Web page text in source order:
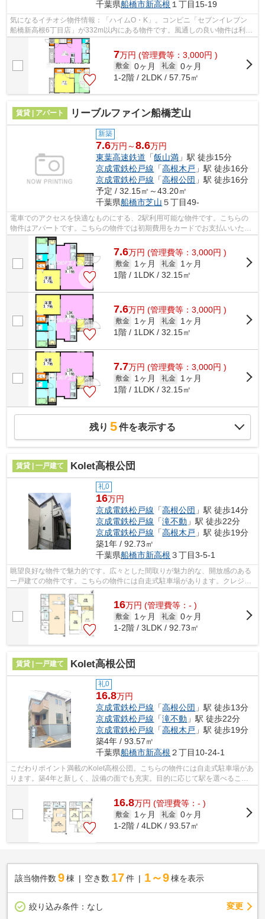
千葉県船橋市新高根 １丁目15-19
気になるイチオシ物件情報：「ハイムO・K」。コンビニ「セブンイレブン
船橋新高根6丁目店」が332m以内にある物件です。風通しの良い物件は利便
性が高く好条件です。外観も洋風でオシ...
7万円 (管理費等：3,000円 )
敷金 0ヶ月 礼金 0ヶ月
1-2階 / 2LDK / 57.75㎡
賃貸 | アパート リーブルファイン船橋芝山
新築
7.6万円～8.6万円
東葉高速鉄道 「飯山満 」駅 徒歩15分
京成電鉄松戸線 「高根木戸 」駅 徒歩16分
京成電鉄松戸線 「高根公団 」駅 徒歩16分
予定 / 32.15㎡～43.20㎡
千葉県船橋市芝山 ５丁目49-
電車でのアクセスを快適なものにする、2駅利用可能な物件です。こちらの
物件はアパートです。こちらの物件では初期費用をカードでお支払いいただ
けます。風通しが良好なので、夏も涼し...
7.6万円 (管理費等：3,000円 )
敷金 1ヶ月 礼金
1ヶ月
1階 / 1LDK / 32.15㎡
7.6万円 (管理費等：3,000円 )
敷金 1ヶ月 礼金
1ヶ月
1階 / 1LDK / 32.15㎡
7.7万円 (管理費等：3,000円 )
敷金 1ヶ月 礼金
1ヶ月
1階 / 1LDK / 32.15㎡
残り 5件を表示する
賃貸 | 一戸建て Kolet高根公団
礼0
16万円
京成電鉄松戸線 「高根公団 」駅 徒歩14分
京成電鉄松戸線 「滝不動 」駅 徒歩22分
京成電鉄松戸線 「高根木戸 」駅 徒歩19分
築1年 / 92.73㎡
千葉県船橋市新高根 ３丁目3-5-1
眺望良好な物件で魅力的です。広々とした間取りが魅力的な、開放感のある
一戸建ての物件です。こちらの物件には自走式駐車場があります。クレジッ
トカードで初期費用をお支払いいただ...
16万円 (管理費等：- )
敷金 1ヶ月 礼金 0ヶ月
1-2階 / 3LDK / 92.73㎡
賃貸 | 一戸建て Kolet高根公団
礼0
16.8万円
京成電鉄松戸線 「高根公団 」駅 徒歩13分
京成電鉄松戸線 「滝不動 」駅 徒歩22分
京成電鉄松戸線 「高根木戸 」駅 徒歩19分
築4年 / 93.57㎡
千葉県船橋市新高根 ２丁目10-24-1
こだわりポイント満載のKolet高根公団。こちらの物件には自走式駐車場があ
ります。築4年と新しく、設備の面でも充実。目的に応じて駅を選べること
16.8万円 (管理費等：- )
敷金 1ヶ月 礼金 0ヶ月
1-2階 / 4LDK / 93.57㎡
該当物件数 9棟 空き数 17 件 1～9 棟を表示
絞り込み条件： なし 変更